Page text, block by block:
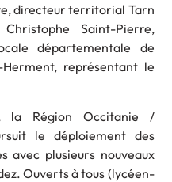
directeur territorial Tarn
Saint-Pierre,
départementale de
représentant le
la Région Occitanie /
le déploiement des
avec plusieurs nouveaux
Ouverts à tous (lycéen-